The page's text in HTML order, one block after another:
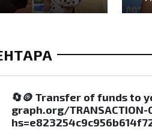
🔄🪙 Transfer of funds to
graph.org/